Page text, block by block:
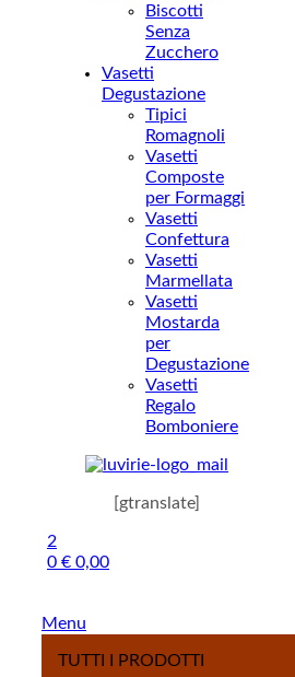
Biscotti
Senza
Zucchero
Vasetti
Degustazione
Tipici
Romagnoli
Vasetti
Composte
per Formaggi
Vasetti
Confettura
Vasetti
Marmellata
Vasetti
Mostarda
per
Degustazione
Vasetti
Regalo
Bomboniere
[gtranslate]
2
0 € 0,00
Menu
TUTTI I PRODOTTI